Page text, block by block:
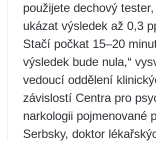
použijete dechový
ukázat výsledek až 0,3
Stačí počkat 15–20
výsledek bude nula,“
vedoucí oddělení
závislostí Centra pro
narkologii pojmenované
Serbsky, doktor